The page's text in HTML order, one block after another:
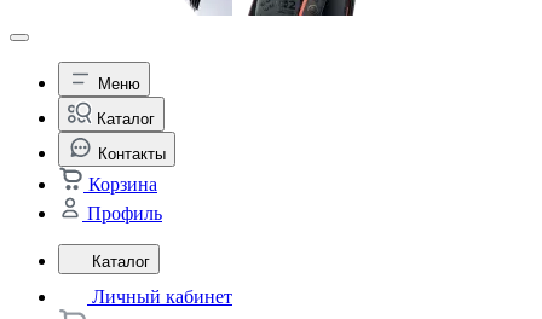
Меню
Каталог
Контакты
Корзина
Профиль
Каталог
Личный кабинет